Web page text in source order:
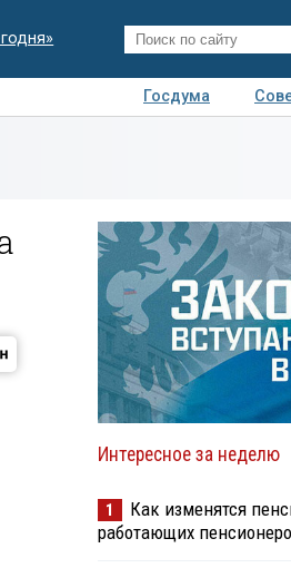
Госдума
Интересное за неделю
1
Как изменятся
работающих